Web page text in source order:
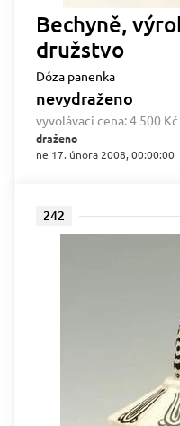
Bechyně,
družstvo
Dóza panenka
nevydraženo
vyvolávací cena:4 500 Kč
draženo
ne 17. února 2008, 00:00:00
242